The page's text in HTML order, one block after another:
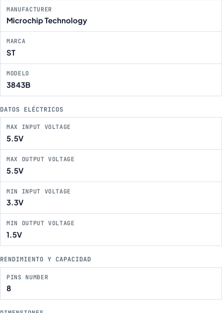
MANUFACTURER
Microchip Technology
MARCA
ST
MODELO
3843B
DATOS ELÉCTRICOS
MAX INPUT VOLTAGE
5.5V
MAX OUTPUT VOLTAGE
5.5V
MIN INPUT VOLTAGE
3.3V
MIN OUTPUT VOLTAGE
1.5V
RENDIMIENTO Y CAPACIDAD
PINS NUMBER
8